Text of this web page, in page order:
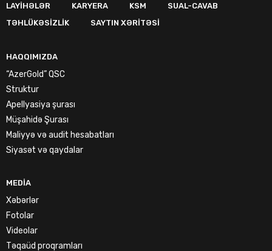
LAYIHƏLƏR KARYERA KSM
SUAL-CAVAB
TƏHLÜKƏSIZLIK
SAYTIN XƏRITƏSI
HAQQIMIZDA
“AzerGold” QSC
Struktur
Apellyasiya şurası
Müşahidə Şurası
Maliyyə və audit hesabatları
Siyasət və qaydalar
MEDIA
Xəbərlər
Fotolar
Videolar
Təqaüd proqramları